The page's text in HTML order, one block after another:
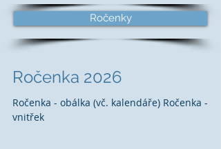
Ročenky
Ročenka 2026
Ročenka - obálka (vč. kalendáře) Ročenka -
vnitřek